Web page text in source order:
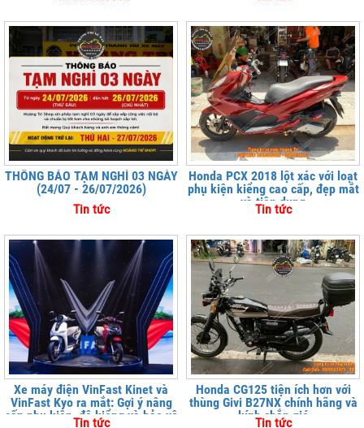
THÔNG BÁO TẠM NGHỈ 03 NGÀY
(24/07 - 26/07/2026)
Tin tức
Honda PCX 2018 lột xác với loạt
phụ kiện kiểng cao cấp, đẹp mắt
và tiện dụng
Tin tức
Xe máy điện VinFast Kinet và
VinFast Kyo ra mắt: Gợi ý nâng
cấp phụ kiện, độ kiểng và bảo vệ
Tin tức
Honda CG125 tiện ích hơn với
thùng Givi B27NX chính hãng và
kính chắn gió
Tin tức